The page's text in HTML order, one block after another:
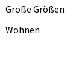
Große Größen
Wohnen